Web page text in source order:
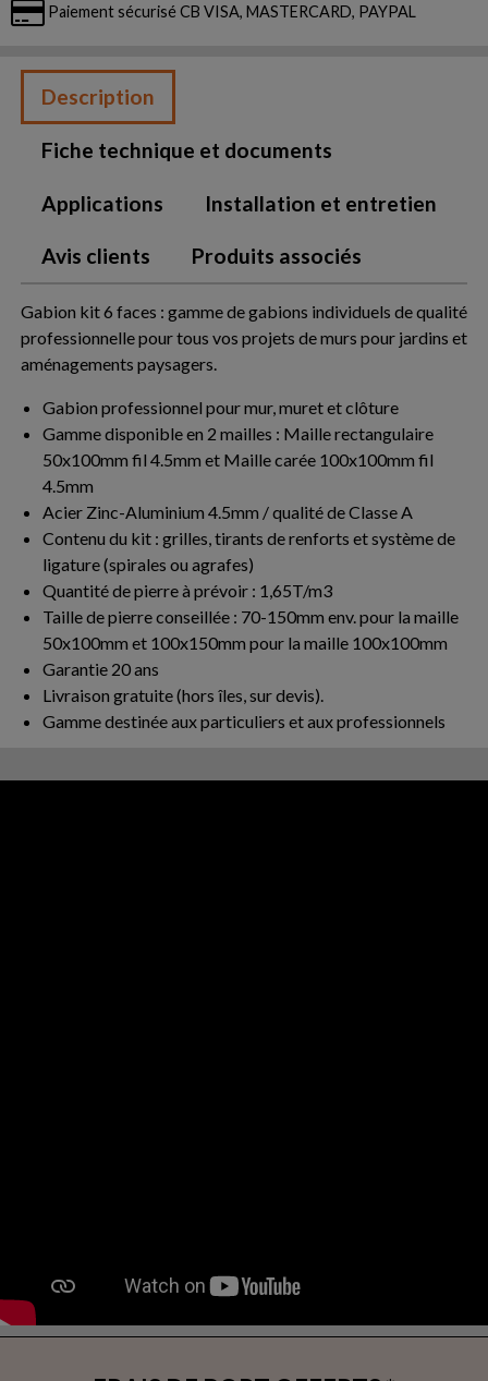
Paiement sécurisé CB VISA, MASTERCARD, PAYPAL
Description
Fiche technique et documents
Applications Installation et entretien
Avis clients Produits associés
Gabion kit 6 faces : gamme de gabions individuels de qualité
professionnelle pour tous vos projets de murs pour jardins et
aménagements paysagers.
Gabion professionnel pour mur, muret et clôture
Gamme disponible en 2 mailles : Maille rectangulaire
50x100mm fil 4.5mm et Maille carée 100x100mm fil
4.5mm
Acier Zinc-Aluminium 4.5mm / qualité de Classe A
Contenu du kit : grilles, tirants de renforts et système de
ligature (spirales ou agrafes)
Quantité de pierre à prévoir : 1,65T/m3
Taille de pierre conseillée : 70-150mm env. pour la maille
50x100mm et 100x150mm pour la maille 100x100mm
Garantie 20 ans
Livraison gratuite (hors îles, sur devis).
Gamme destinée aux particuliers et aux professionnels